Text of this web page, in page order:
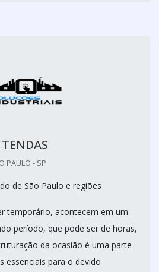
PAULO - SP
de São Paulo e regiões
temporário, acontecem em um
período, que pode ser de horas,
da ocasião é uma parte
essenciais para o devido